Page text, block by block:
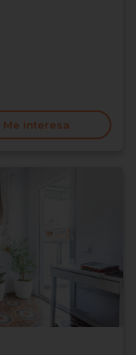
Me interesa